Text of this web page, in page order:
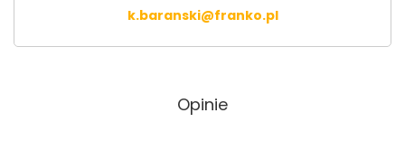
k.baranski@franko.pl
Opinie